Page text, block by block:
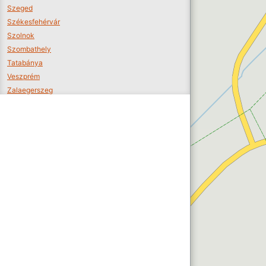
Szeged
Székesfehérvár
Szolnok
Szombathely
Tatabánya
Veszprém
Zalaegerszeg